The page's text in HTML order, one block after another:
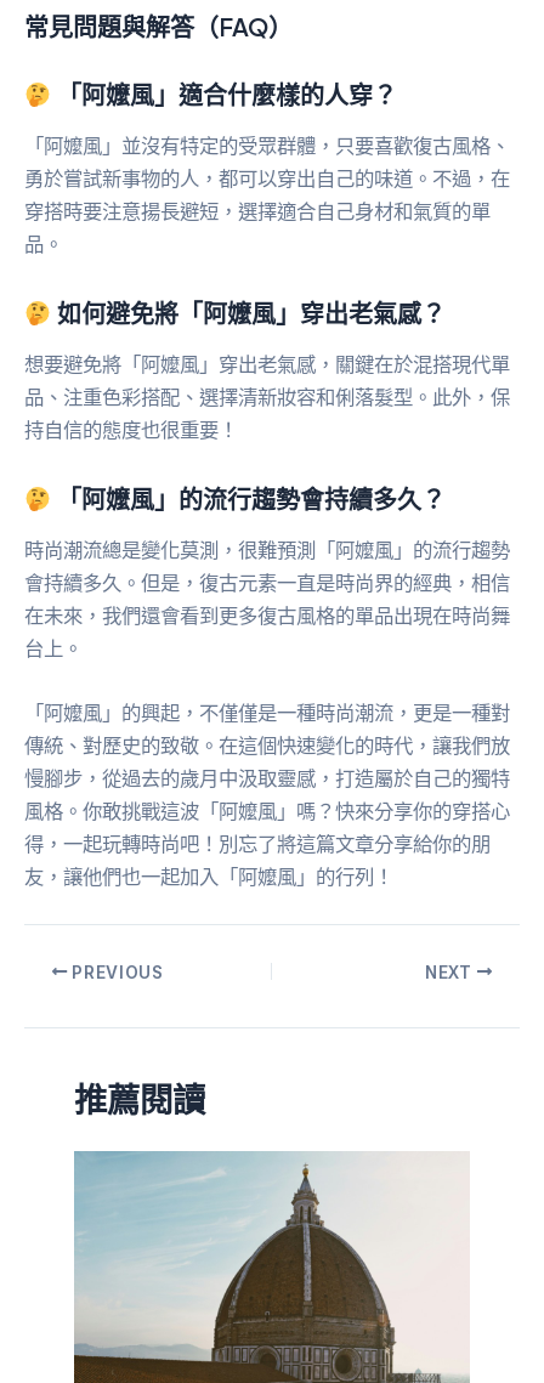
常見問題與解答（FAQ）
「阿嬤風」適合什麼樣的人穿？
「阿嬤風」並沒有特定的受眾群體，只要喜歡復古風格、
勇於嘗試新事物的人，都可以穿出自己的味道。不過，在
穿搭時要注意揚長避短，選擇適合自己身材和氣質的單
品。
如何避免將「阿嬤風」穿出老氣感？
想要避免將「阿嬤風」穿出老氣感，關鍵在於混搭現代單
品、注重色彩搭配、選擇清新妝容和俐落髮型。此外，保
持自信的態度也很重要！
「阿嬤風」的流行趨勢會持續多久？
時尚潮流總是變化莫測，很難預測「阿嬤風」的流行趨勢
會持續多久。但是，復古元素一直是時尚界的經典，相信
在未來，我們還會看到更多復古風格的單品出現在時尚舞
台上。
「阿嬤風」的興起，不僅僅是一種時尚潮流，更是一種對
傳統、對歷史的致敬。在這個快速變化的時代，讓我們放
慢腳步，從過去的歲月中汲取靈感，打造屬於自己的獨特
風格。你敢挑戰這波「阿嬤風」嗎？快來分享你的穿搭心
得，一起玩轉時尚吧！別忘了將這篇文章分享給你的朋
友，讓他們也一起加入「阿嬤風」的行列！
PREVIOUS NEXT
推薦閱讀